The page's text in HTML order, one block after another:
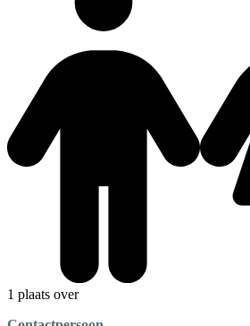
1 plaats over